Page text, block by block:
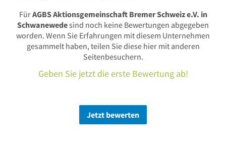
FürAGBS Aktionsgemeinschaft Bremer Schweiz e.V. in
Schwanewedesind noch keine Bewertungen abgegeben
worden. Wenn Sie Erfahrungen mit diesem Unternehmen
gesammelt haben, teilen Sie diese hier mit anderen
Seitenbesuchern.
Geben Sie jetzt die erste Bewertung ab!
Jetzt bewerten